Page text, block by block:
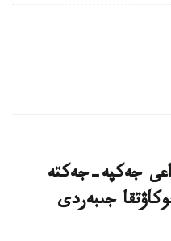
جەكپە-جەكتە